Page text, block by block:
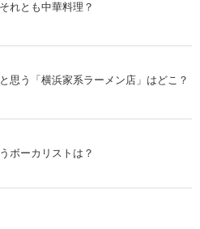
れとも中華料理？
思う「横浜家系ラーメン店」はどこ？
ボーカリストは？